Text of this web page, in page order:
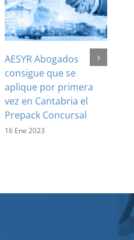
AESYR Abogados
consigue que se
aplique por primera
vez en Cantabria el
Prepack Concursal
16 Ene 2023